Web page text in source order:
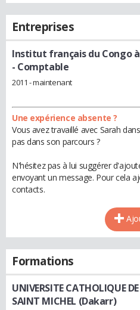
Entreprises
Institut français du Congo
- Comptable
2011 - maintenant
Une expérience absente ?
Vous avez travaillé avec Sarah
pas dans son parcours ?
N'hésitez pas à lui suggérer
envoyant un message. Pour cela
contacts.
Formations
UNIVERSITE CATHOLIQUE
SAINT MICHEL (Dakarr)